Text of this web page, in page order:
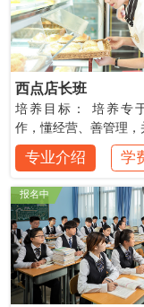
西点店长班
培养目标： 培养专
作，懂经营、善管理，
业能力的人才。理论+
合，让学子成为西点师
专业介绍 学
报名中